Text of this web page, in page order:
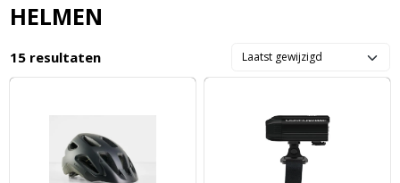
HELMEN
15 resultaten